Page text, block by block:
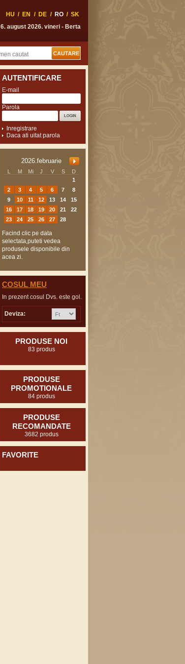
HU / EN / DE / RO / SK
6. august 2026. vineri - Berta
AUTENTIFICARE
E-mail
Parola
Inregistrare
Daca ati uitat parola
2026.februarie
L M Mi J V S
D
1
2
3 4 5 6 7
8
9
10 11 12 13 14
15
16
17 18 19 20 21
22
23
24 25 26 27 28
Facind clic pe data
selectata,puteti vedea
produsele disponibile din
acea zi.
COSUL MEU
In prezent cosul Dvs. este gol.
Deviza:
PRODUSE NOI
83 produs
PRODUSE
PROMOTIONALE
84 produs
PRODUSE
RECOMANDATE
3682 produs
FAVORITE